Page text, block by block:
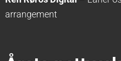
arrangement